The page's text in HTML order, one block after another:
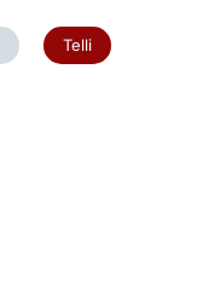
Telli